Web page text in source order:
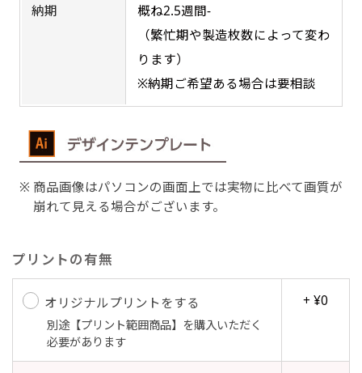
納期
概ね2.5週間-
（繁忙期や製造枚数によって変わ
ります）
※納期ご希望ある場合は要相談
商品画像はパソコンの画面上では実物に比べて画質が
崩れて見える場合がございます。
プリントの有無
オリジナルプリントをする
別途【プリント範囲商品】を購入いただく
必要があります
+ ¥0
4mまたは5mのポールが必要です。
吊り下げ旗(30x42)
掛け軸のように吊り下げ式にします。上部に棒袋
作成しパイプを入れてその間に紐を通します。壁
布A1ポスター(60x84)
4mまたは5mのポールが必要です。
吊り下げ旗(42x30)
掛け軸のように吊り下げ式にします。上部に棒袋
作成しパイプを入れてその間に紐を通します。壁
布A1ポスター(84x60)